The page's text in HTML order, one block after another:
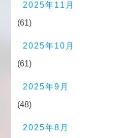
2025年11月
(61)
2025年10月
(61)
2025年9月
(48)
2025年8月